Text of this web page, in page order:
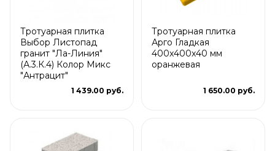
Тротуарная плитка
Выбор Листопад
гранит "Ла-Линия"
(А.3.К.4) Колор Микс
"Антрацит"
1 439.00 руб.
Тротуарная плитка
Арго Гладкая
400x400x40 мм
оранжевая
1 650.00 руб.